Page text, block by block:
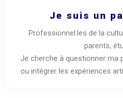
Je suis un
Professionnel.les de la
parents,
Je cherche à questionner ma
ou intégrer les expériences